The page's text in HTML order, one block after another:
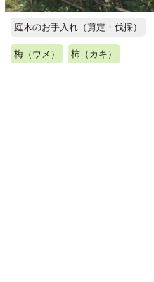
庭木のお手入れ（剪定・伐採）
梅（ウメ） 柿（カキ）